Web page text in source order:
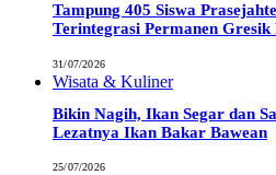
Tampung 405 Siswa
Terintegrasi Permanen
31/07/2026
Wisata & Kuliner
Bikin Nagih, Ikan Segar dan
Lezatnya Ikan Bakar Bawean
25/07/2026